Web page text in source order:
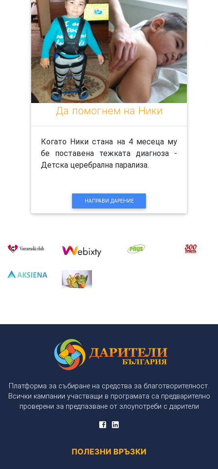
Да помогнем на Ники
Когато Ники стана на 4 месеца му
бе поставена тежката диагноза -
Детска церебрална парализа.
НАПРАВИ ДАРЕНИЕ
Платформа за събиране на средства за благотворителност.
Всички кампании участващи в програмата са предварително
проверени за предпазване от злоупотреби с дарители
ПОЛЕЗНИ ВРЪЗКИ